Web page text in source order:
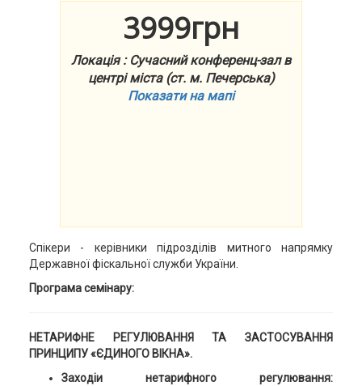
3999грн
Локація : Сучасний конференц-зал в
центрі міста (ст. м. Печерська)
Показати на мапі
Спікери - керівники підрозділів митного напрямку
Державної фіскальної служби України.
Програма семінару:
НЕТАРИФНЕ РЕГУЛЮВАННЯ ТА ЗАСТОСУВАННЯ
ПРИНЦИПУ «ЄДИНОГО ВІКНА».
Заходіи нетарифного регулювання: